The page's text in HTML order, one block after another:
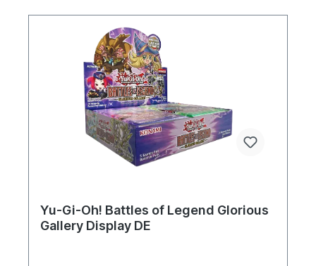
Yu-Gi-Oh! Battles of Legend Glorious
Gallery Display DE